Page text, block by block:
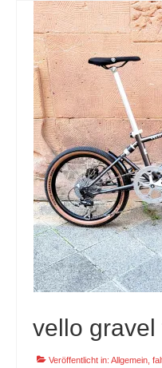
vello gravel
Veröffentlicht in: Allgemein